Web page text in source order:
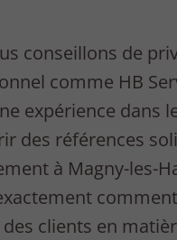
conseillons de
comme HB
expérience dans
des références
à Magny-les-
clients en